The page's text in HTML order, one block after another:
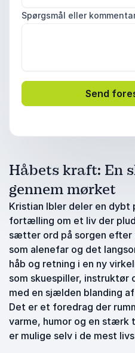
Spørgsmål eller
Send
Håbets kraft: En
gennem mørket
Kristian Ibler deler en dybt
fortælling om et liv der
sætter ord på sorgen efter
som alenefar og det
håb og retning i en ny
som skuespiller,
med en sjælden blanding
Det er et foredrag der
varme, humor og en stærk
er mulige selv i de mest